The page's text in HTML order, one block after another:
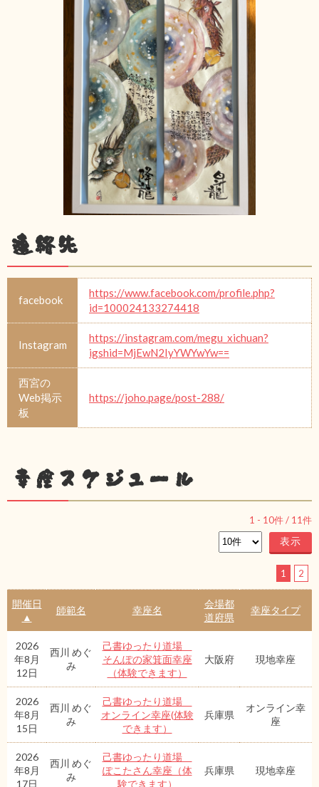
連絡先
facebook
https://www.facebook.com/profile.php?
id=100024133274418
Instagram
https://instagram.com/megu_xichuan?
igshid=MjEwN2IyYWYwYw==
西宮の
Web掲示
板
https://joho.page/post-288/
幸座スケジュール
1 - 10件 / 11件
1 2
開催日
▲
師範名 幸座名
会場都
道府県
幸座タイプ
2026
年8月
12日
西川 めぐ
み
己書ゆったり道場
そんぽの家箕面幸座
（体験できます）
大阪府 現地幸座
2026
年8月
15日
西川 めぐ
み
己書ゆったり道場
オンライン幸座(体験
できます）
兵庫県
オンライン幸
座
2026
年8月
17日
西川 めぐ
み
己書ゆったり道場
ぽこたさん幸座（体
験できます）
兵庫県 現地幸座